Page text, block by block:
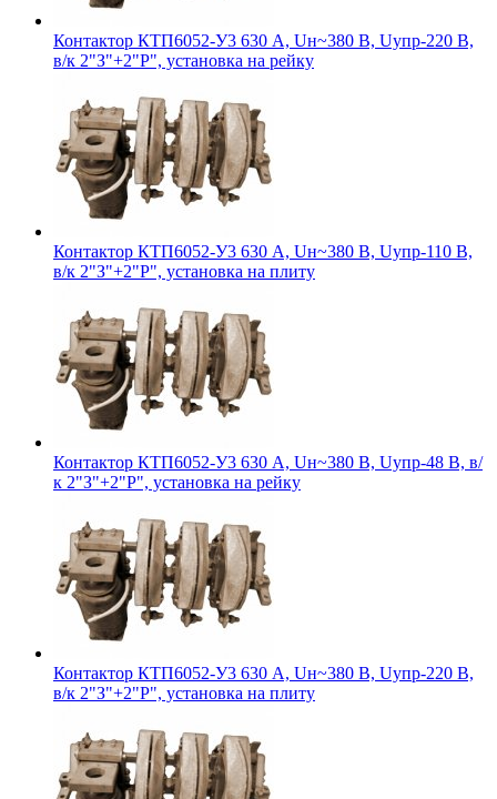
Контактор КТП6052-У3 630 А, Uн~380 В, Uупр-220 В,
в/к 2"З"+2"Р", установка на рейку
Контактор КТП6052-У3 630 А, Uн~380 В, Uупр-110 В,
в/к 2"З"+2"Р", установка на плиту
Контактор КТП6052-У3 630 А, Uн~380 В, Uупр-48 В, в/
к 2"З"+2"Р", установка на рейку
Контактор КТП6052-У3 630 А, Uн~380 В, Uупр-220 В,
в/к 2"З"+2"Р", установка на плиту